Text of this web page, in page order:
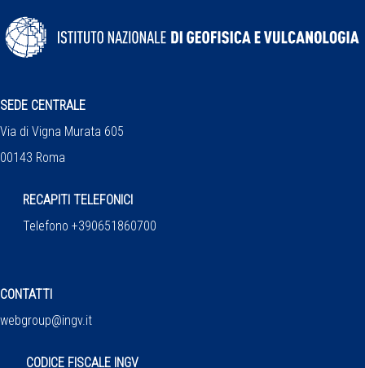
SEDE CENTRALE
Via di Vigna Murata 605
00143 Roma
RECAPITI TELEFONICI
Telefono +390651860700
CONTATTI
webgroup@ingv.it
CODICE FISCALE INGV